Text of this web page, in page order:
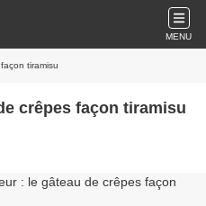
MENU
tiramisu
crêpes façon tiramisu